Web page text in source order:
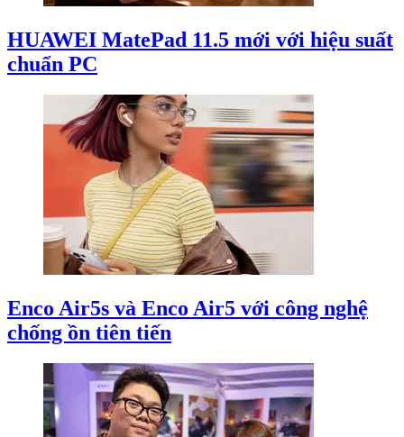
HUAWEI MatePad 11.5 mới với hiệu suất
chuẩn PC
Enco Air5s và Enco Air5 với công nghệ
chống ồn tiên tiến